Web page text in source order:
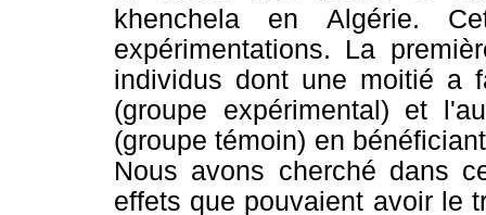
khenchela en Algérie.
expérimentations. La
individus dont une moitié a
(groupe expérimental) et
(groupe témoin) en
Nous avons cherché dans
effets que pouvaient avoir le